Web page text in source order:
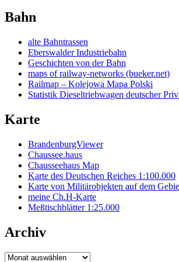
Bahn
alte Bahntrassen
Eberswalder Industriebahn
Geschichten von der Bahn
maps of railway-networks (bueker.net)
Railmap – Kolejowa Mapa Polski
Statistik Dieseltriebwagen deutscher
Karte
BrandenburgViewer
Chaussee.haus
Chausseehaus Map
Karte des Deutschen Reiches 1:100.000
Karte von Militärobjekten auf dem
meine Ch.H-Karte
Meßtischblätter 1:25.000
Archiv
Archiv